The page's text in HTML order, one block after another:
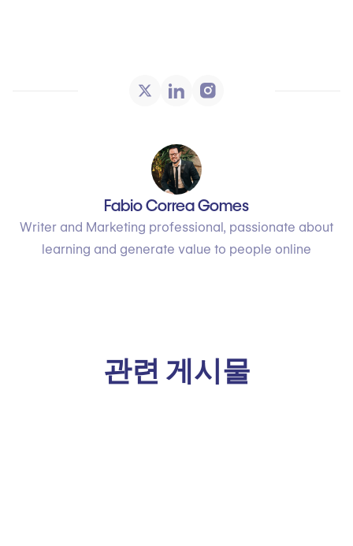
Fabio Correa Gomes
Writer and Marketing professional, passionate about
learning and generate value to people online
관련 게시물